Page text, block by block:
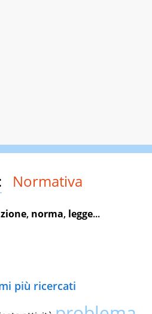
Normativa
, norma, legge...
più ricercati